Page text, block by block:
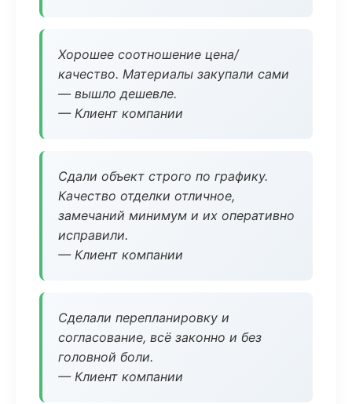
Хорошее соотношение цена/
качество. Материалы закупали сами
— вышло дешевле.
— Клиент компании
Сдали объект строго по графику.
Качество отделки отличное,
замечаний минимум и их оперативно
исправили.
— Клиент компании
Сделали перепланировку и
согласование, всё законно и без
головной боли.
— Клиент компании